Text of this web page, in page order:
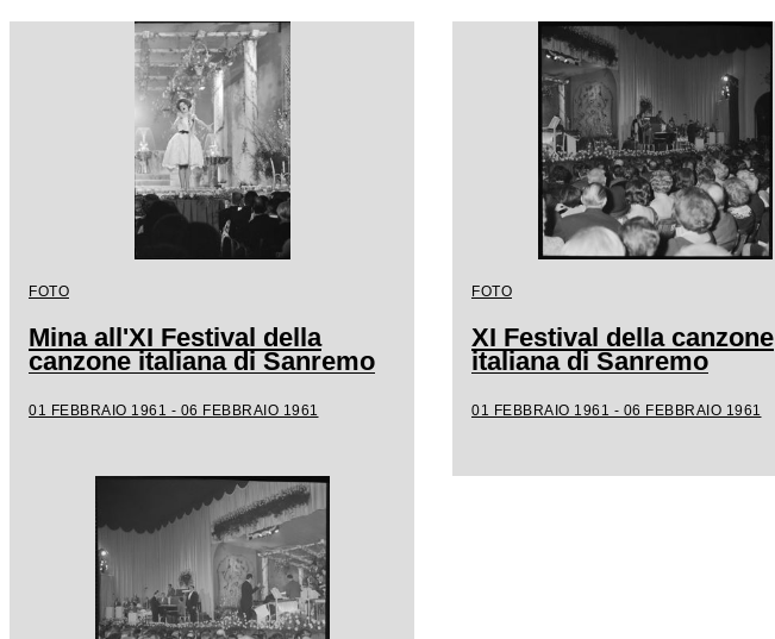
FOTO
Mina all'XI Festival della
canzone italiana di Sanremo
01 FEBBRAIO 1961 - 06 FEBBRAIO 1961
FOTO
XI Festival della canzone
italiana di Sanremo
01 FEBBRAIO 1961 - 06 FEBBRAIO 1961